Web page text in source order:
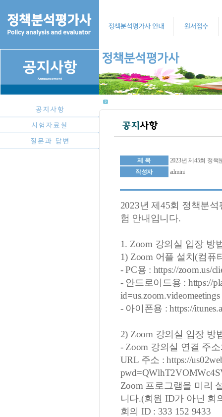
제 목
2023년 제45회 정
작성자
admini
2023년 제45회 정책분
험 안내입니다.
1. Zoom 강의실 입장 방
1) Zoom 어플 설치(컴퓨
- PC용 : https://zoom.us/
- 안드로이드용 : https://
id=us.zoom.videomeetings
- 아이폰용 : https://
2) Zoom 강의실 입장 방
- Zoom 강의실 연결 주
URL 주소 : https://
Zoom 프로그램을 미리
니다.(회원 ID가 아닌 회
회의 ID : 333 152 9433